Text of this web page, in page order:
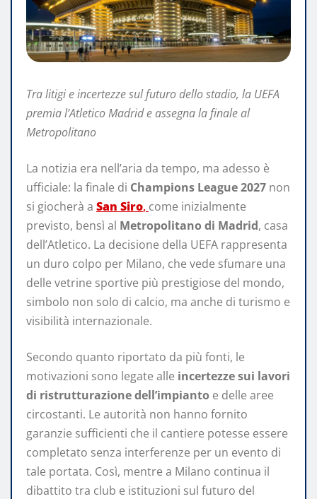
Tra litigi e incertezze sul futuro dello stadio, la UEFA
premia l’Atletico Madrid e assegna la finale al
Metropolitano
La notizia era nell’aria da tempo, ma adesso è
ufficiale: la finale di Champions League 2027 non
si giocherà a San Siro, come inizialmente
previsto, bensì al Metropolitano di Madrid, casa
dell’Atletico. La decisione della UEFA rappresenta
un duro colpo per Milano, che vede sfumare una
delle vetrine sportive più prestigiose del mondo,
simbolo non solo di calcio, ma anche di turismo e
visibilità internazionale.
Secondo quanto riportato da più fonti, le
motivazioni sono legate alle incertezze sui lavori
di ristrutturazione dell’impianto e delle aree
circostanti. Le autorità non hanno fornito
garanzie sufficienti che il cantiere potesse essere
completato senza interferenze per un evento di
tale portata. Così, mentre a Milano continua il
dibattito tra club e istituzioni sul futuro del